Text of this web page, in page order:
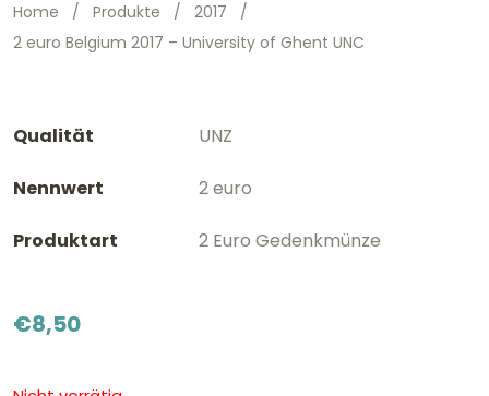
Home / Produkte / 2017 /
2 euro Belgium 2017 – University of Ghent UNC
Qualität UNZ
Nennwert 2 euro
Produktart 2 Euro Gedenkmünze
€8,50